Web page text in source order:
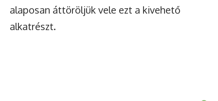
alaposan áttöröljük vele ezt a kivehető
alkatrészt.